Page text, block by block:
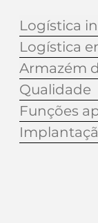
Logística
Logística
Armazém
Qualidade
Funções